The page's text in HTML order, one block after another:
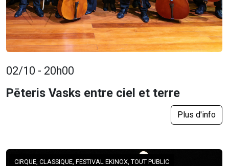
02/10 - 20h00
Pēteris Vasks entre ciel et terre
Plus d'info
CIRQUE, CLASSIQUE, FESTIVAL EKINOX, TOUT PUBLIC